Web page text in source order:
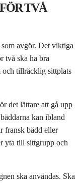
TVÅ
som avgör. Det viktiga
två ska ha bra
tillräcklig sittplats
det lättare att gå upp
kan ibland
fransk bädd eller
yta till sittgrupp och
ska användas. Ska